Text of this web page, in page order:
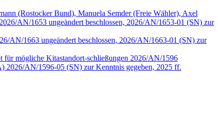
(Rostocker Bund), Manuela Semder (Freie Wähler), Axel
AN/1653 ungeändert beschlossen, 2026/AN/1653-01 (SN) zur
AN/1663 ungeändert beschlossen, 2026/AN/1663-01 (SN) zur
mögliche Kitastandort-schließungen 2026/AN/1596
2026/AN/1596-05 (SN) zur Kenntnis gegeben, 2025 ff.